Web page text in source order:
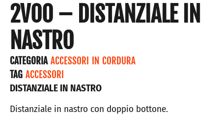
2V00 – DISTANZIALE IN
NASTRO
CATEGORIA ACCESSORI IN CORDURA
TAG ACCESSORI
DISTANZIALE IN NASTRO
Distanziale in nastro con doppio bottone.